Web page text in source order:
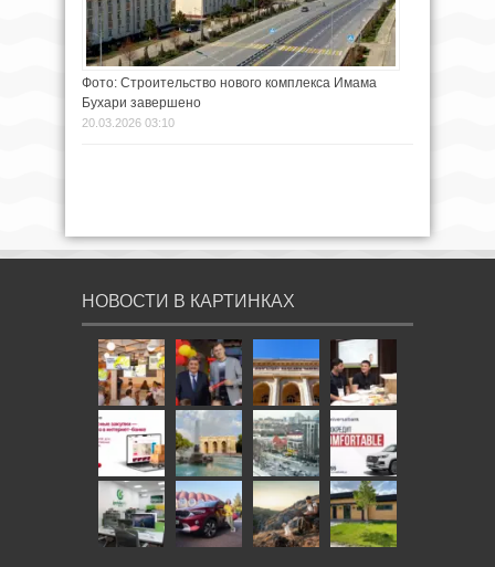
Фото: Строительство нового комплекса Имама
Бухари завершено
20.03.2026 03:10
НОВОСТИ В КАРТИНКАХ